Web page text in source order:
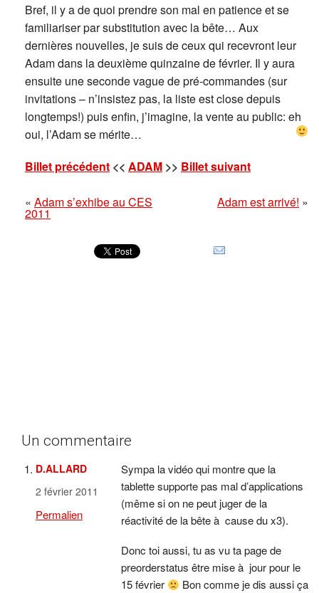
Bref, il y a de quoi prendre son mal en patience et se
familiariser par substitution avec la bête… Aux
dernières nouvelles, je suis de ceux qui recevront leur
Adam dans la deuxième quinzaine de février. Il y aura
ensuite une seconde vague de pré-commandes (sur
invitations – n’insistez pas, la liste est close depuis
longtemps!) puis enfin, j’imagine, la vente au public: eh
oui, l’Adam se mérite…
Billet précédent << ADAM >> Billet suivant
« Adam s’exhibe au CES
2011
Adam est arrivé! »
Un commentaire
D.ALLARD
2 février 2011
Permalien
Sympa la vidéo qui montre que la
tablette supporte pas mal d’applications
(même si on ne peut juger de la
réactivité de la bête à cause du x3).
Donc toi aussi, tu as vu ta page de
preorderstatus être mise à jour pour le
15 février
Bon comme je dis aussi ça